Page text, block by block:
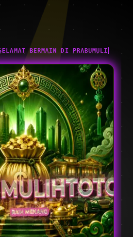
BERMAIN DI PRABUMULIHTOTO